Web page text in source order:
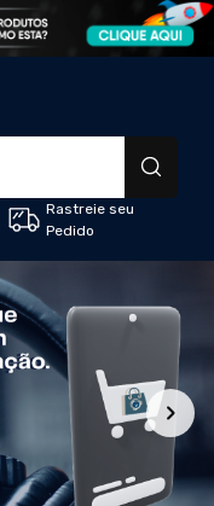
Rastreie seu
Pedido